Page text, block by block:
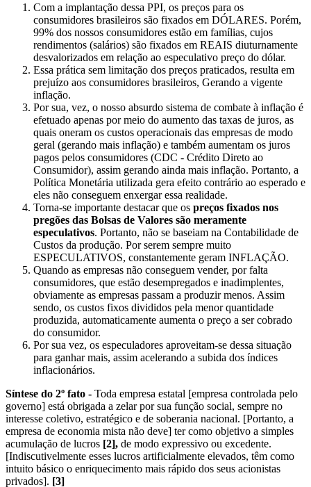
Com a implantação dessa PPI, os preços para os
consumidores brasileiros são fixados em DÓLARES. Porém,
99% dos nossos consumidores estão em famílias, cujos
rendimentos (salários) são fixados em REAIS diuturnamente
desvalorizados em relação ao especulativo preço do dólar.
Essa prática sem limitação dos preços praticados, resulta em
prejuízo aos consumidores brasileiros, Gerando a vigente
inflação.
Por sua, vez, o nosso absurdo sistema de combate à inflação é
efetuado apenas por meio do aumento das taxas de juros, as
quais oneram os custos operacionais das empresas de modo
geral (gerando mais inflação) e também aumentam os juros
pagos pelos consumidores (CDC - Crédito Direto ao
Consumidor), assim gerando ainda mais inflação. Portanto, a
Política Monetária utilizada gera efeito contrário ao esperado e
eles não conseguem enxergar essa realidade.
Torna-se importante destacar que os preços fixados nos
pregões das Bolsas de Valores são meramente
especulativos. Portanto, não se baseiam na Contabilidade de
Custos da produção. Por serem sempre muito
ESPECULATIVOS, constantemente geram INFLAÇÃO.
Quando as empresas não conseguem vender, por falta
consumidores, que estão desempregados e inadimplentes,
obviamente as empresas passam a produzir menos. Assim
sendo, os custos fixos divididos pela menor quantidade
produzida, automaticamente aumenta o preço a ser cobrado
do consumidor.
Por sua vez, os especuladores aproveitam-se dessa situação
para ganhar mais, assim acelerando a subida dos índices
inflacionários.
Síntese do 2º fato - Toda empresa estatal [empresa controlada pelo
governo] está obrigada a zelar por sua função social, sempre no
interesse coletivo, estratégico e de soberania nacional. [Portanto, a
empresa de economia mista não deve] ter como objetivo a simples
acumulação de lucros [2], de modo expressivo ou excedente.
[Indiscutivelmente esses lucros artificialmente elevados, têm como
intuito básico o enriquecimento mais rápido dos seus acionistas
privados]. [3]